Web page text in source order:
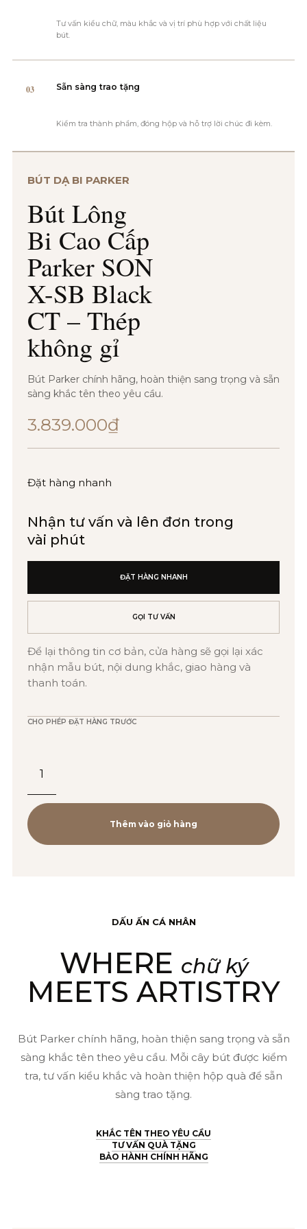
Tư vấn kiểu chữ, màu khắc và vị trí phù hợp với chất liệu
bút.
03 Sẵn sàng trao tặng
Kiểm tra thành phẩm, đóng hộp và hỗ trợ lời chúc đi kèm.
BÚT DẠ BI PARKER
Bút Lông
Bi Cao Cấp
Parker SON
X-SB Black
CT – Thép
không gỉ
Bút Parker chính hãng, hoàn thiện sang trọng và sẵn
sàng khắc tên theo yêu cầu.
3.839.000₫
Đặt hàng nhanh
Nhận tư vấn và lên đơn trong
vài phút
Để lại thông tin cơ bản, cửa hàng sẽ gọi lại xác
nhận mẫu bút, nội dung khắc, giao hàng và
thanh toán.
ĐẶT HÀNG NHANH
GỌI TƯ VẤN
CHO PHÉP ĐẶT HÀNG TRƯỚC
Bi
Cao
Cấp
Black
TB-
–
Thép
không
(3026981468711)
Thêm vào giỏ hàng
DẤU ẤN CÁ NHÂN
WHERE chữ ký
MEETS ARTISTRY
Bút Parker chính hãng, hoàn thiện sang trọng và sẵn
sàng khắc tên theo yêu cầu. Mỗi cây bút được kiểm
tra, tư vấn kiểu khắc và hoàn thiện hộp quà để sẵn
sàng trao tặng.
KHẮC TÊN THEO YÊU CẦU
TƯ VẤN QUÀ TẶNG
BẢO HÀNH CHÍNH HÃNG